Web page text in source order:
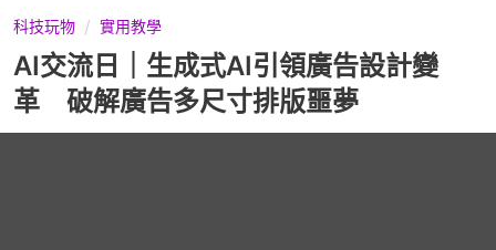
科技玩物 實用教學
AI交流日｜生成式AI引領廣告設計變
革 破解廣告多尺寸排版噩夢